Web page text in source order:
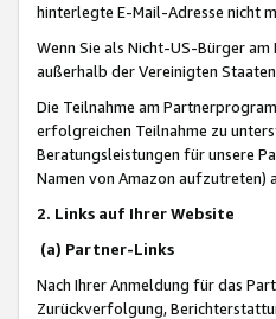
hinterlegte E-Mail-Adresse nicht
Wenn Sie als Nicht-US-Bürger
außerhalb der Vereinigten
Die Teilnahme am
erfolgreichen Teilnahme zu
Beratungsleistungen für unsere
Namen von Amazon aufzutreten)
2. Links auf Ihrer Website
(a) Partner-Links
Nach Ihrer Anmeldung für das
Zurückverfolgung,